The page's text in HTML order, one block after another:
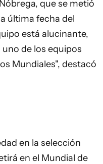
que se metió
última fecha del
está alucinante,
de los equipos
Mundiales", destacó
en la selección
en el Mundial de